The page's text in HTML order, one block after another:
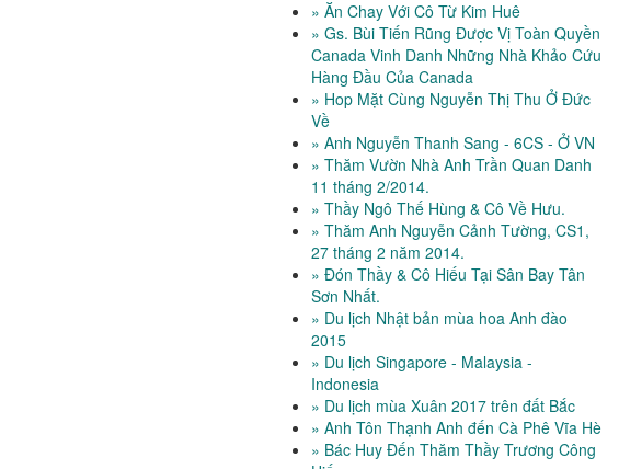
» Ăn Chay Với Cô Từ Kim Huê
» Gs. Bùi Tiến Rũng Được Vị Toàn Quyền
Canada Vinh Danh Những Nhà Khảo Cứu
Hàng Đầu Của Canada
» Hop Mặt Cùng Nguyễn Thị Thu Ở Đức
Về
» Anh Nguyễn Thanh Sang - 6CS - Ở VN
» Thăm Vườn Nhà Anh Trần Quan Danh
11 tháng 2/2014.
» Thầy Ngô Thế Hùng & Cô Về Hưu.
» Thăm Anh Nguyễn Cảnh Tường, CS1,
27 tháng 2 năm 2014.
» Đón Thầy & Cô Hiếu Tại Sân Bay Tân
Sơn Nhất.
» Du lịch Nhật bản mùa hoa Anh đào
2015
» Du lịch Singapore - Malaysia -
Indonesia
» Du lịch mùa Xuân 2017 trên đất Bắc
» Anh Tôn Thạnh Anh đến Cà Phê Vĩa Hè
» Bác Huy Đến Thăm Thầy Trương Công